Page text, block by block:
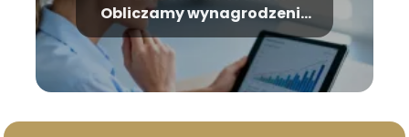
Obliczamy wynagrodzenie